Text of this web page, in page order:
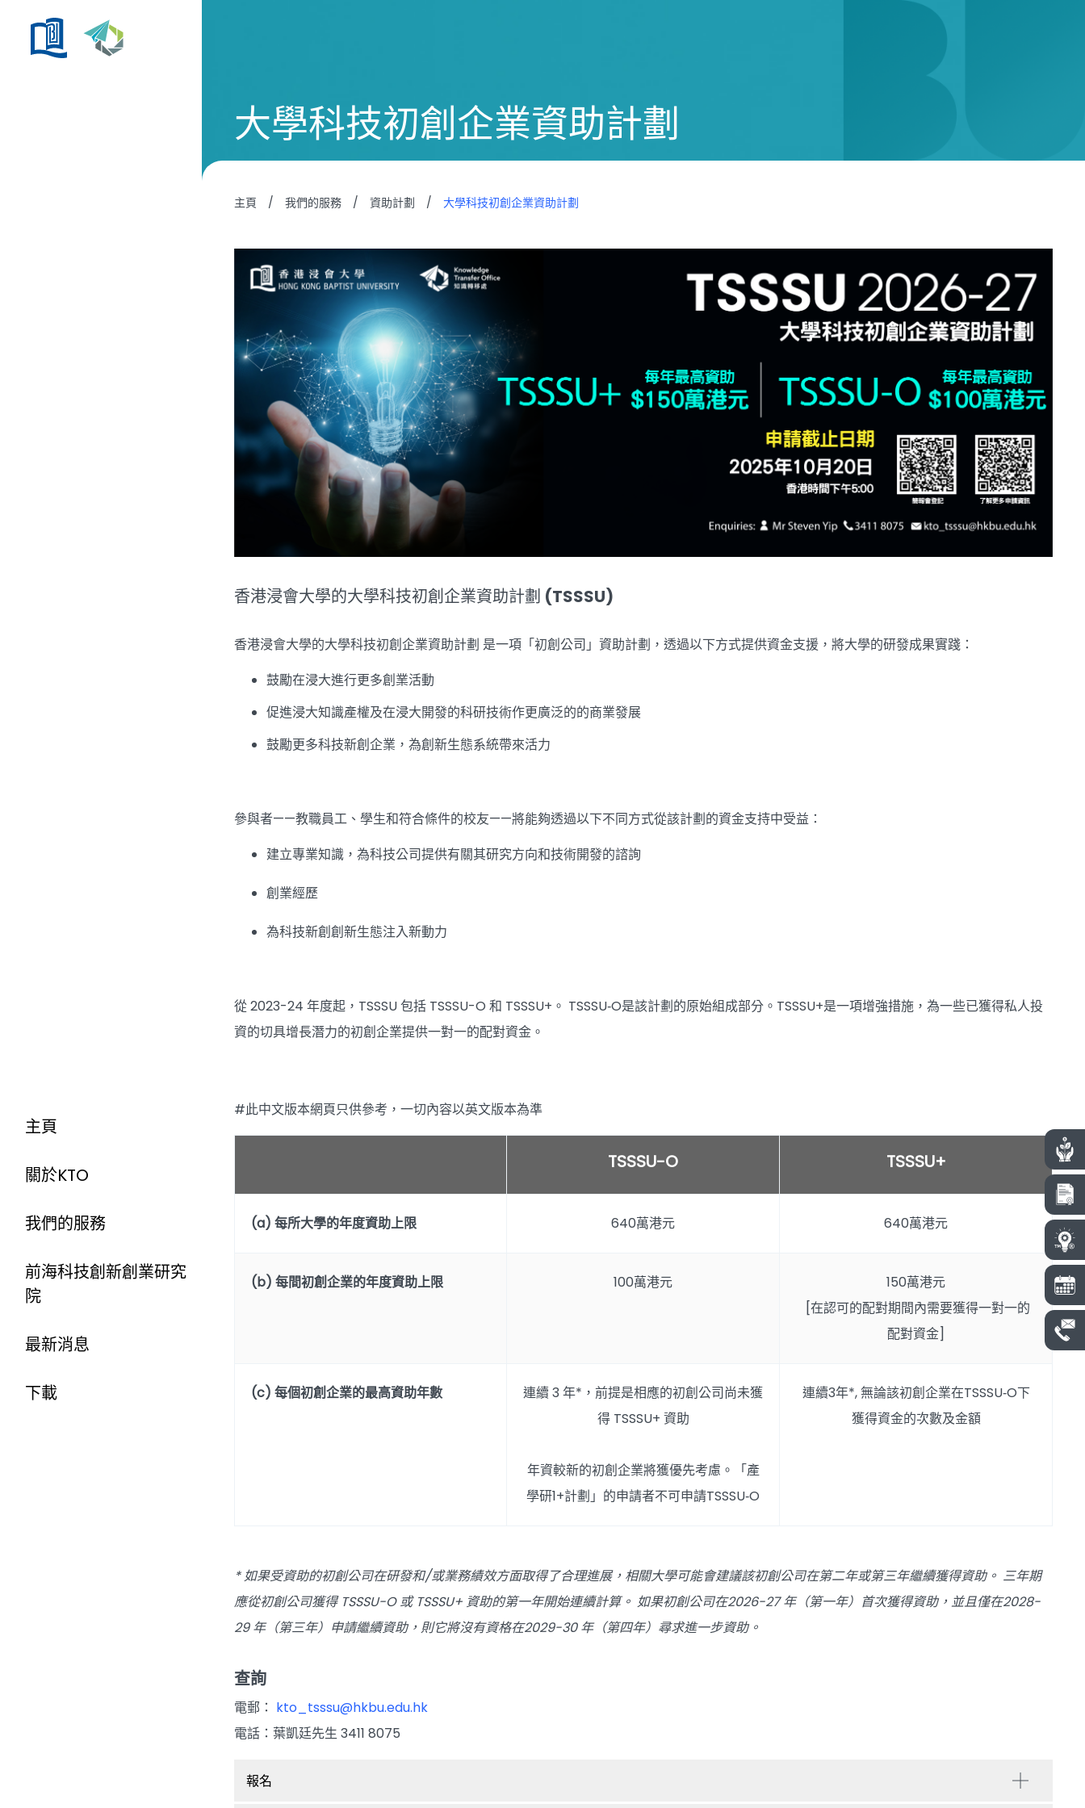
主頁
關於KTO
我們的服務
前海科技創新創業研究
院
最新消息
下載
大學科技初創企業資助計劃
主頁 / 我們的服務 / 資助計劃 / 大學科技初創企業資助計劃
香港浸會大學的大學科技初創企業資助計劃 (TSSSU)
香港浸會大學的大學科技初創企業資助計劃 是一項「初創公司」資助計劃，透過以下方式提供資金支援，將大學的研發成果實踐：
鼓勵在浸大進行更多創業活動
促進浸大知識產權及在浸大開發的科研技術作更廣泛的的商業發展
鼓勵更多科技新創企業，為創新生態系統帶來活力
參與者——教職員工、學生和符合條件的校友——將能夠透過以下不同方式從該計劃的資金支持中受益：
建立專業知識，為科技公司提供有關其研究方向和技術開發的諮詢
創業經歷
為科技新創創新生態注入新動力
從 2023-24 年度起，TSSSU 包括 TSSSU-O 和 TSSSU+。 TSSSU‐O是該計劃的原始組成部分。TSSSU+是一項增強措施，為一些已獲得私人投
資的切具增長潛力的初創企業提供一對一的配對資金。
#此中文版本網頁只供參考，一切內容以英文版本為準
TSSSU-O TSSSU+
(a) 每所大學的年度資助上限 640萬港元 640萬港元
(b) 每間初創企業的年度資助上限 100萬港元
150萬港元
[在認可的配對期間內需要獲得一對一的
配對資金]
(c) 每個初創企業的最高資助年數
連續 3 年*，前提是相應的初創公司尚未獲
得 TSSSU+ 資助
年資較新的初創企業將獲優先考慮。「產
學研1+計劃」的申請者不可申請TSSSU‐O
連續3年*, 無論該初創企業在TSSSU‐O下
獲得資金的次數及金額
* 如果受資助的初創公司在研發和/或業務績效方面取得了合理進展，相關大學可能會建議該初創公司在第二年或第三年繼續獲得資助。 三年期
應從初創公司獲得 TSSSU-O 或 TSSSU+ 資助的第一年開始連續計算。 如果初創公司在2026-27 年（第一年）首次獲得資助，並且僅在2028-
29 年（第三年）申請繼續資助，則它將沒有資格在2029-30 年（第四年）尋求進一步資助。
查詢
電郵： kto_tsssu@hkbu.edu.hk
電話：葉凱廷先生 3411 8075
報名